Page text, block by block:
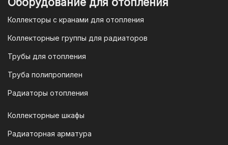
организаций и ИП необходимо
связаться с оптовым отделом
электронную почту
opt@mail.ru
Гарантия и условия гарантии
Коллекторы с кранами для отопления
Коллекторные группы для радиаторов
Трубы для отопления
Труба полипропилен
Радиаторы отопления
Коллекторные шкафы
Радиаторная арматура